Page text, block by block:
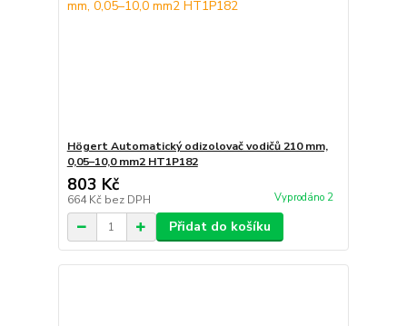
Högert Automatický odizolovač vodičů 210 mm,
0,05–10,0 mm2 HT1P182
803 Kč
664 Kč bez DPH Vyprodáno 2
Přidat do košíku